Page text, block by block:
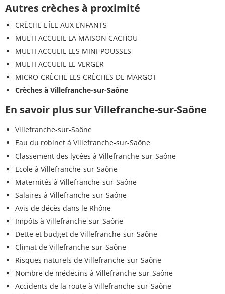
Autres crèches à proximité
CRÈCHE L'ÎLE AUX ENFANTS
MULTI ACCUEIL LA MAISON CACHOU
MULTI ACCUEIL LES MINI-POUSSES
MULTI ACCUEIL LE VERGER
MICRO-CRÈCHE LES CRÈCHES DE MARGOT
Crèches à Villefranche-sur-Saône
En savoir plus sur Villefranche-sur-Saône
Villefranche-sur-Saône
Eau du robinet à Villefranche-sur-Saône
Classement des lycées à Villefranche-sur-Saône
Ecole à Villefranche-sur-Saône
Maternités à Villefranche-sur-Saône
Salaires à Villefranche-sur-Saône
Avis de décès dans le Rhône
Impôts à Villefranche-sur-Saône
Dette et budget de Villefranche-sur-Saône
Climat de Villefranche-sur-Saône
Risques naturels de Villefranche-sur-Saône
Nombre de médecins à Villefranche-sur-Saône
Accidents de la route à Villefranche-sur-Saône